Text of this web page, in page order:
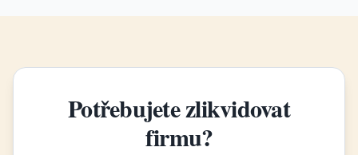
Potřebujete zlikvidovat
firmu?